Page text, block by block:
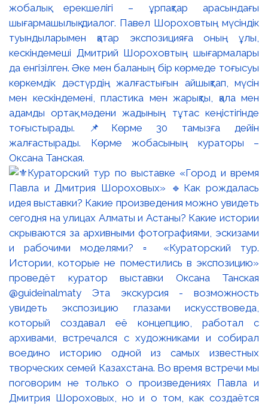
жобалық ерекшелігі – ұрпақтар арасындағы
шығармашылық диалог. Павел Шороховтың мүсіндік
туындыларымен қатар экспозицияға оның ұлы,
кескіндемеші Дмитрий Шороховтың шығармалары
да енгізілген. Әке мен баланың бір көрмеде тоғысуы
көркемдік дәстүрдің жалғастығын айшықтап, мүсін
мен кескіндемені, пластика мен жарықты, қала мен
адамды ортақ мәдени жадының тұтас кеңістігінде
тоғыстырады. 📌Көрме 30 тамызға дейін
жалғастырады. Көрме жобасының кураторы –
Оксана Танская.